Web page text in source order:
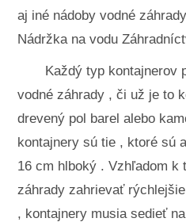
aj iné nádoby vodné
Nádržka na vodu
Každý typ kontajnerov
vodné záhrady , či už je to
drevený pol barel alebo
kontajnery sú tie , ktoré sú
16 cm hlboký . Vzhľadom k
záhrady zahrievať
, kontajnery musia sedieť